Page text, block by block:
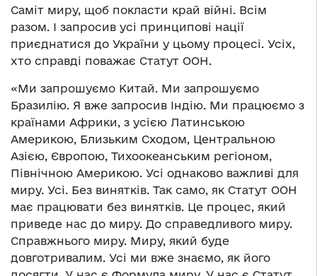
Саміт миру, щоб покласти край війні. Всім
разом. І запросив усі принципові нації
приєднатися до України у цьому процесі. Усіх,
хто справді поважає Статут ООН.
«Ми запрошуємо Китай. Ми запрошуємо
Бразилію. Я вже запросив Індію. Ми працюємо з
країнами Африки, з усією Латинською
Америкою, Близьким Сходом, Центральною
Азією, Європою, Тихоокеанським регіоном,
Північною Америкою. Усі однаково важливі для
миру. Усі. Без винятків. Так само, як Статут ООН
має працювати без винятків. Це процес, який
приведе нас до миру. До справедливого миру.
Справжнього миру. Миру, який буде
довготривалим. Усі ми вже знаємо, як його